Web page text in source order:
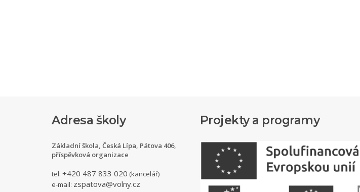
Adresa školy
Základní škola, Česká Lípa, Pátova 406,
příspěvková organizace
tel: +420 487 833 020 (kancelář)
e-mail: zspatova@volny.cz
Projekty a programy